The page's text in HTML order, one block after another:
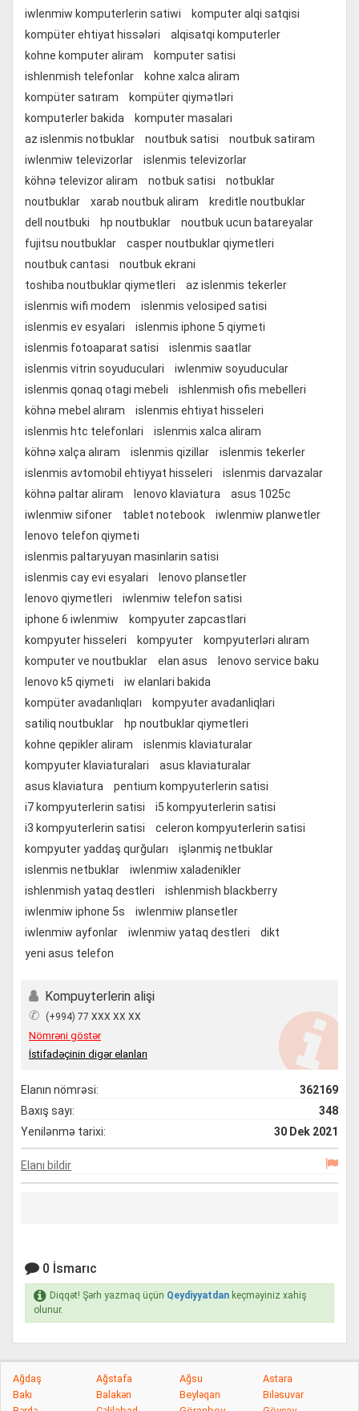
iwlenmiw komputerlerin satiwi
komputer alqi satqisi
kompüter ehtiyat hissələri
alqisatqi komputerler
kohne komputer aliram
komputer satisi
ishlenmish telefonlar
kohne xalca aliram
kompüter satıram
kompüter qiymətləri
komputerler bakida
komputer masalari
az islenmis notbuklar
noutbuk satisi
noutbuk satiram
iwlenmiw televizorlar
islenmis televizorlar
köhnə televizor aliram
notbuk satisi
notbuklar
noutbuklar
xarab noutbuk aliram
kreditle noutbuklar
dell noutbuki
hp noutbuklar
noutbuk ucun batareyalar
fujitsu noutbuklar
casper noutbuklar qiymetleri
noutbuk cantasi
noutbuk ekrani
toshiba noutbuklar qiymetleri
az islenmis tekerler
islenmis wifi modem
islenmis velosiped satisi
islenmis ev esyalari
islenmis iphone 5 qiymeti
islenmis fotoaparat satisi
islenmis saatlar
islenmis vitrin soyuduculari
iwlenmiw soyuducular
islenmis qonaq otagi mebeli
ishlenmish ofis mebelleri
köhnə mebel alıram
islenmis ehtiyat hisseleri
islenmis htc telefonlari
islenmis xalca aliram
köhnə xalça alıram
islenmis qizillar
islenmis tekerler
islenmis avtomobil ehtiyyat hisseleri
islenmis darvazalar
köhnə paltar aliram
lenovo klaviatura
asus 1025c
iwlenmiw sifoner
tablet notebook
iwlenmiw planwetler
lenovo telefon qiymeti
islenmis paltaryuyan masinlarin satisi
islenmis cay evi esyalari
lenovo plansetler
lenovo qiymetleri
iwlenmiw telefon satisi
iphone 6 iwlenmiw
kompyuter zapcastlari
kompyuter hisseleri
kompyuter
kompyuterləri alıram
komputer ve noutbuklar
elan asus
lenovo service baku
lenovo k5 qiymeti
iw elanlari bakida
kompüter avadanlıqları
kompyuter avadanliqlari
satiliq noutbuklar
hp noutbuklar qiymetleri
kohne qepikler aliram
islenmis klaviaturalar
kompyuter klaviaturalari
asus klaviaturalar
asus klaviatura
pentium kompyuterlerin satisi
i7 kompyuterlerin satisi
i5 kompyuterlerin satisi
i3 kompyuterlerin satisi
celeron kompyuterlerin satisi
kompyuter yaddaş qurğuları
işlənmiş netbuklar
islenmis netbuklar
iwlenmiw xaladenikler
ishlenmish yataq destleri
ishlenmish blackberry
iwlenmiw iphone 5s
iwlenmiw plansetler
iwlenmiw ayfonlar
iwlenmiw yataq destleri
dikt
yeni asus telefon
Kompuyterlerin alişi
✆
(+994) 77 XXX XX XX
Nömrəni göstər
İstifadəçinin digər elanları
Elanın nömrəsi:
362169
Baxış sayı:
348
Yenilənmə tarixi:
30 Dek 2021
Elanı bildir
0 İsmarıc
Diqqət! Şərh yazmaq üçün Qeydiyyatdan keçməyiniz xahiş
olunur.
Ağdaş Ağstafa Ağsu
Astara
Bakı
Balakən Beyləqan
Biləsuvar